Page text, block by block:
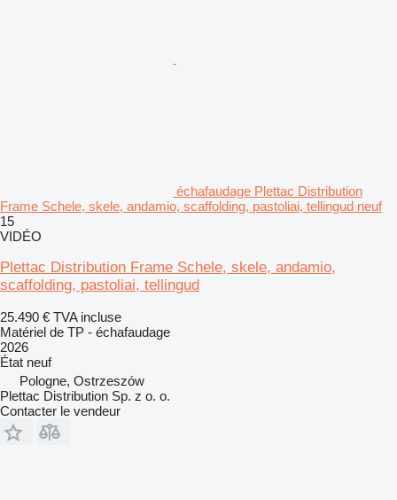
échafaudage Plettac Distribution
Frame Schele, skele, andamio, scaffolding, pastoliai, tellingud neuf
15
VIDÉO
Plettac Distribution Frame Schele, skele, andamio,
scaffolding, pastoliai, tellingud
25.490 € TVA incluse
Matériel de TP - échafaudage
2026
État neuf
Pologne, Ostrzeszów
Plettac Distribution Sp. z o. o.
Contacter le vendeur